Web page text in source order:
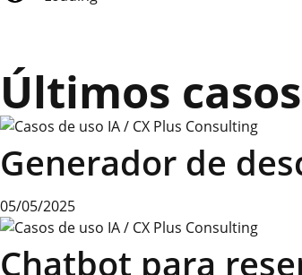
Últimos casos
Generador de
05/05/2025
Chatbot para